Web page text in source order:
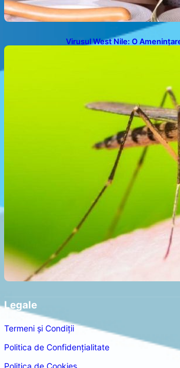
Virusul West Nile: O
Legale
Termeni și Condiții
Politica de Confidențialitate
Politica de Cookies